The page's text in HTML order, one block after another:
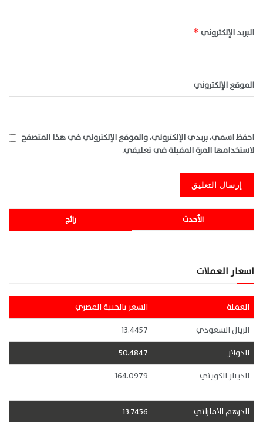
البريد الإلكتروني *
الموقع الإلكتروني
احفظ اسمي، بريدي الإلكتروني، والموقع الإلكتروني في هذا المتصفح
لاستخدامها المرة المقبلة في تعليقي.
رائج الأحدث
اسعار العملات
العملة
السعر بالجنية المصري
الريال السعودي
13.4457
الدولار
50.4847
الدينار الكويتي
164.0979
الدرهم الاماراتي 13.7456